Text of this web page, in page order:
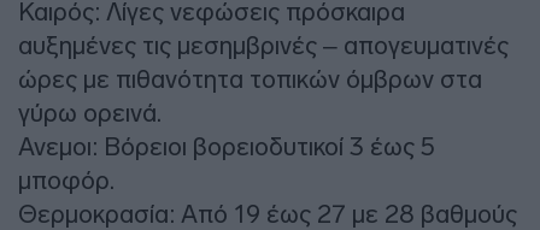
Καιρός: Λίγες νεφώσεις πρόσκαιρα
αυξημένες τις μεσημβρινές – απογευματινές
ώρες με πιθανότητα τοπικών όμβρων στα
γύρω ορεινά.
Ανεμοι: Βόρειοι βορειοδυτικοί 3 έως 5
μποφόρ.
Θερμοκρασία: Από 19 έως 27 με 28 βαθμούς